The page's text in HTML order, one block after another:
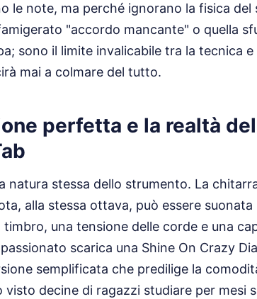
le note, ma perché ignorano la fisica del
"accordo mancante" o quella
sono il limite invalicabile tra la tecnica e
mai a colmare del tutto.
perfetta e la realtà
natura stessa dello strumento. La
alla stessa ottava, può essere suonata
una tensione delle corde e una
scarica una Shine On Crazy
semplificata che predilige la
decine di ragazzi studiare per mesi